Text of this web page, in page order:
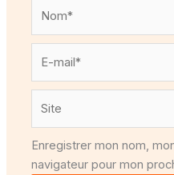
Enregistrer mon nom,
navigateur pour mon